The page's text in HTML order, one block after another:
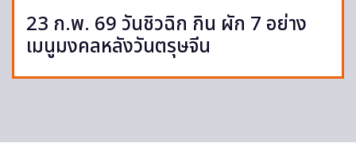
23 ก.พ. 69 วันชิวฉิก กิน ผัก 7 อย่าง
เมนูมงคลหลังวันตรุษจีน